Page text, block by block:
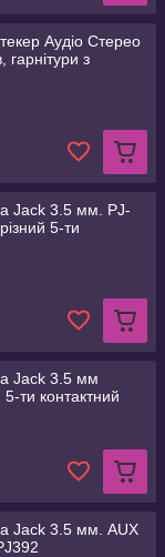
Аудіо Стерео
гарнітури з
Jack 3.5 мм. PJ-
5-ти
Jack 3.5 мм
5-ти контактний
Jack 3.5 мм. AUX